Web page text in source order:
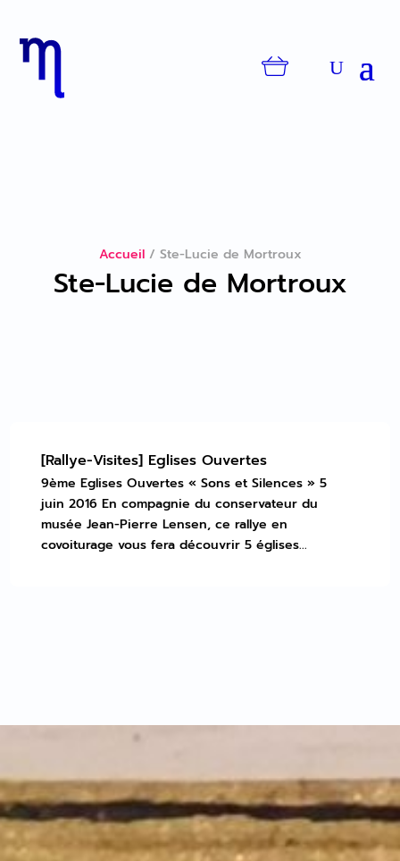
Accueil/ Ste-Lucie de Mortroux
Ste-Lucie de Mortroux
[Rallye-Visites] Eglises Ouvertes
9ème Eglises Ouvertes « Sons et Silences » 5
juin 2016 En compagnie du conservateur du
musée Jean-Pierre Lensen, ce rallye en
covoiturage vous fera découvrir 5 églises...